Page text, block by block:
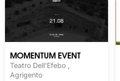
MOMENTUM EVENT
Teatro Dell'Efebo ,
Agrigento